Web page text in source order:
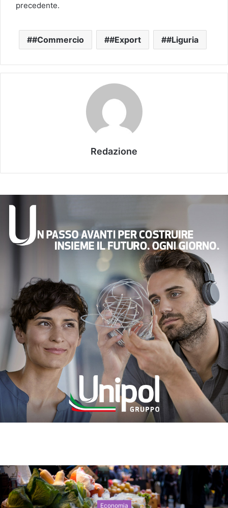
precedente.
#Commercio #Export #Liguria
Redazione
Economia